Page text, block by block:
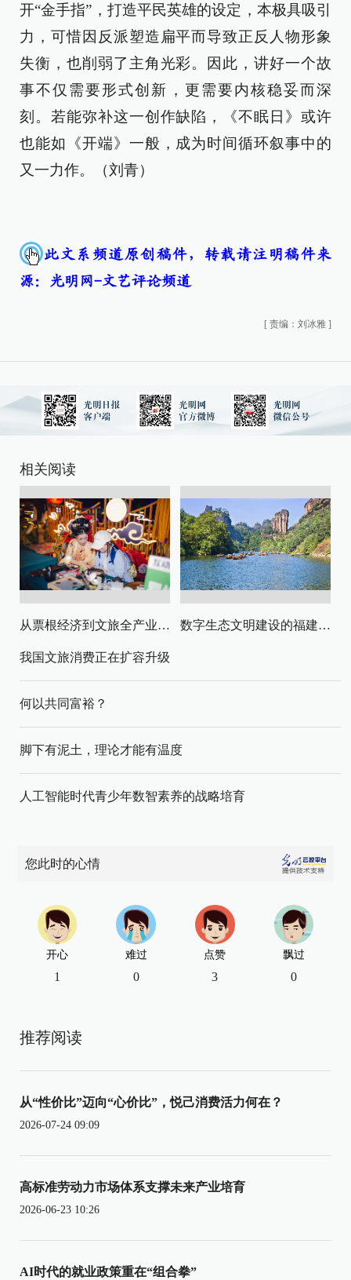
开“金手指”，打造平民英雄的设定，本极具吸引
力，可惜因反派塑造扁平而导致正反人物形象
失衡，也削弱了主角光彩。因此，讲好一个故
事不仅需要形式创新，更需要内核稳妥而深
刻。若能弥补这一创作缺陷，《不眠日》或许
也能如《开端》一般，成为时间循环叙事中的
又一力作。（刘青）
此文系频道原创稿件，转载请注明稿件来
源：光明网-文艺评论频道
[ 责编：刘冰雅 ]
相关阅读
从票根经济到文旅全产业链升级 数字生态文明建设的福建路径与启示
我国文旅消费正在扩容升级
何以共同富裕？
脚下有泥土，理论才能有温度
人工智能时代青少年数智素养的战略培育
您此时的心情
开心
1
难过
0
点赞
3
飘过
0
推荐阅读
从“性价比”迈向“心价比”，悦己消费活力何在？
2026-07-24 09:09
高标准劳动力市场体系支撑未来产业培育
2026-06-23 10:26
AI时代的就业政策重在“组合拳”